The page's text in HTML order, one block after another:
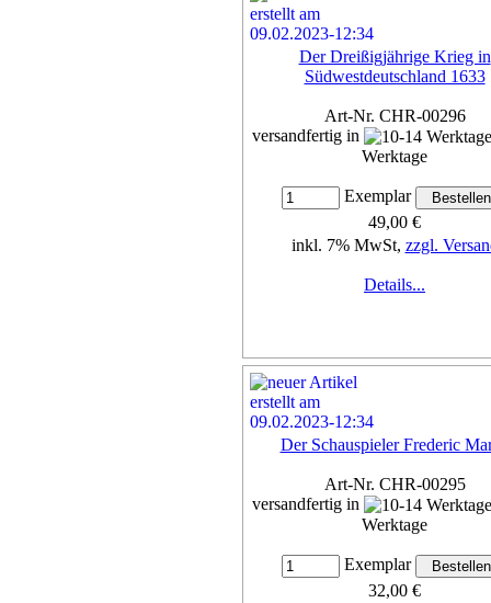
Der Dreißigjährige Krieg in
Südwestdeutschland 1633
Art-Nr. CHR-00296
versandfertig in
Werktage
Exemplar
49,00 €
inkl. 7% MwSt, zzgl.
Details...
Der Schauspieler Frederic
Art-Nr. CHR-00295
versandfertig in
Werktage
Exemplar
32,00 €